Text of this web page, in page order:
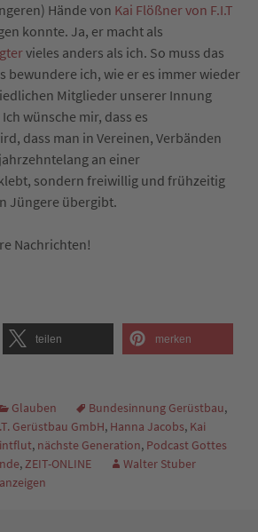
Hände von Kai Flößner von F.I.T
konnte. Ja, er macht als
vieles anders als ich. So muss das
bewundere ich, wie er es immer wieder
Mitglieder unserer Innung
wünsche mir, dass es
dass man in Vereinen, Verbänden
an einer
sondern freiwillig und frühzeitig
Jüngere übergibt.
Nachrichten!
teilen merken
Glauben Bundesinnung Gerüstbau,
Gerüstbau GmbH, Hanna Jacobs, Kai
, nächste Generation, Podcast Gottes
,ZEIT-ONLINE
Walter Stuber